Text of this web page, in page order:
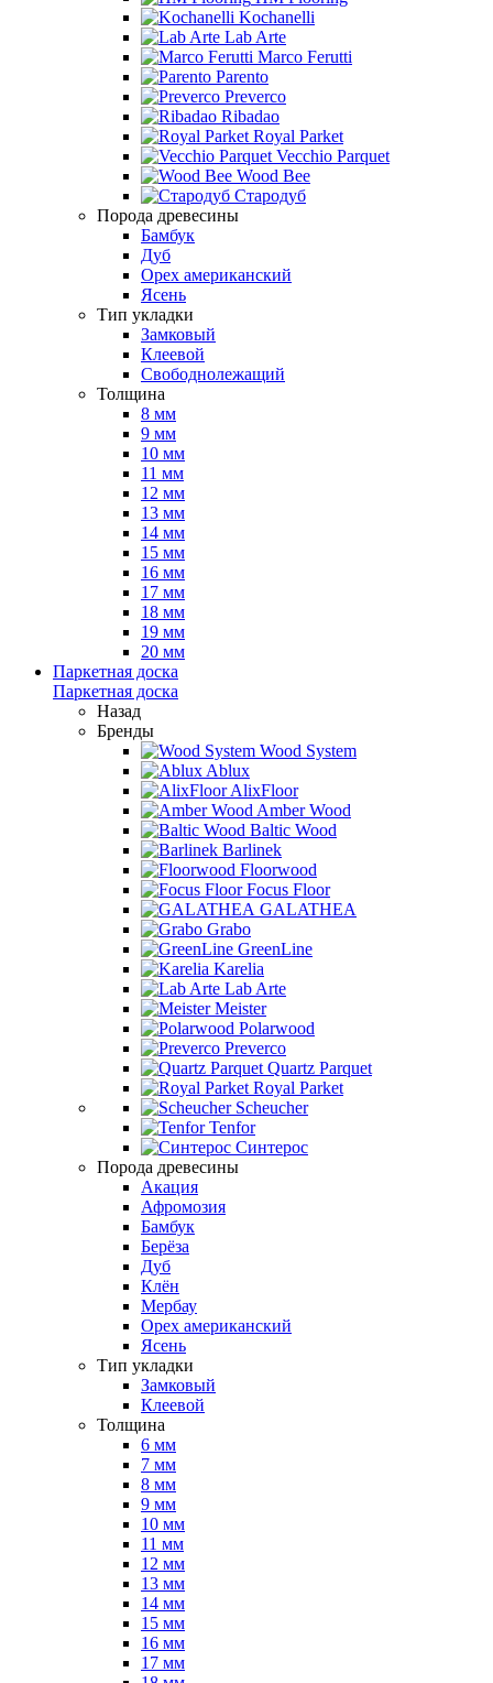
Kochanelli
Lab Arte
Marco Ferutti
Parento
Preverco
Ribadao
Royal Parket
Vecchio Parquet
Wood Bee
Стародуб
Порода древесины
Бамбук
Дуб
Орех американский
Ясень
Тип укладки
Замковый
Клеевой
Свободнолежащий
Толщина
8 мм
9 мм
10 мм
11 мм
12 мм
13 мм
14 мм
15 мм
16 мм
17 мм
18 мм
19 мм
20 мм
Паркетная доска
Паркетная доска
Назад
Бренды
Wood System
Ablux
AlixFloor
Amber Wood
Baltic Wood
Barlinek
Floorwood
Focus Floor
GALATHEA
Grabo
GreenLine
Karelia
Lab Arte
Meister
Polarwood
Preverco
Quartz Parquet
Royal Parket
Scheucher
Tenfor
Синтерос
Порода древесины
Акация
Афромозия
Бамбук
Берёза
Дуб
Клён
Мербау
Орех американский
Ясень
Тип укладки
Замковый
Клеевой
Толщина
6 мм
7 мм
8 мм
9 мм
10 мм
11 мм
12 мм
13 мм
14 мм
15 мм
16 мм
17 мм